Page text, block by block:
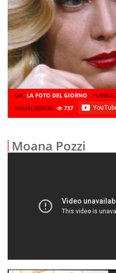
DA: LA FOTO DEL GIORNO
VISUALIZZATO:
737
Moana Pozzi